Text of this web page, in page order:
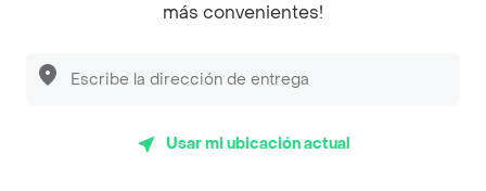
Facebook
Twitter
Instagram
©2026Rappi Inc. All rights reserved.
más convenientes!
Usar mi ubicación actual